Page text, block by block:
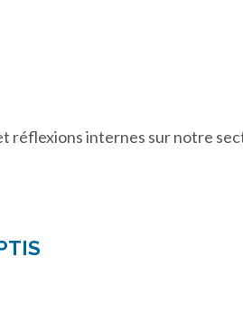
réflexions internes sur notre